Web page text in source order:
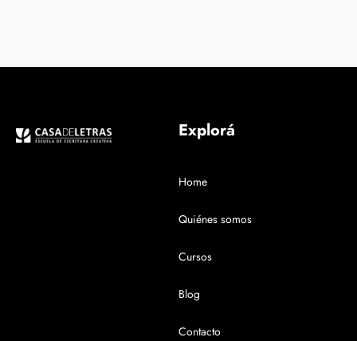
Explorá
Home
Quiénes somos
Cursos
Blog
Contacto